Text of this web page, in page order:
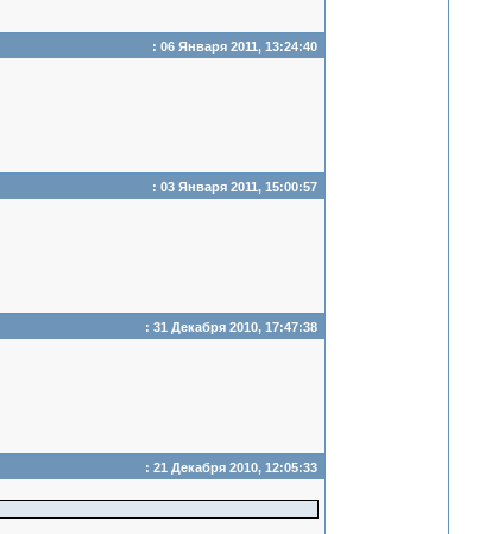
: 06 Января 2011, 13:24:40
: 03 Января 2011, 15:00:57
: 31 Декабря 2010, 17:47:38
: 21 Декабря 2010, 12:05:33